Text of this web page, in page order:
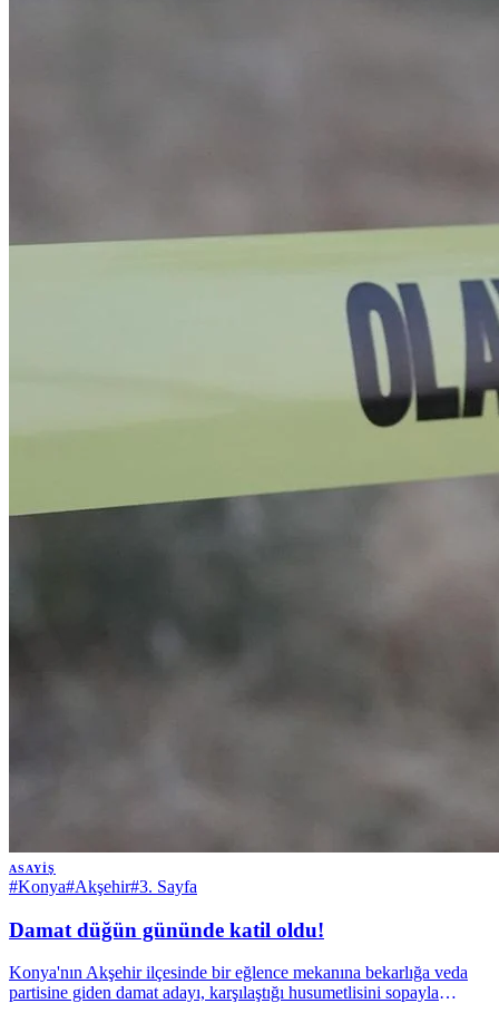
ASAYIŞ
#Konya#Akşehir#3. Sayfa
Damat düğün gününde katil oldu!
Konya'nın Akşehir ilçesinde bir eğlence mekanına bekarlığa veda
partisine giden damat adayı, karşılaştığı husumetlisini sopayla